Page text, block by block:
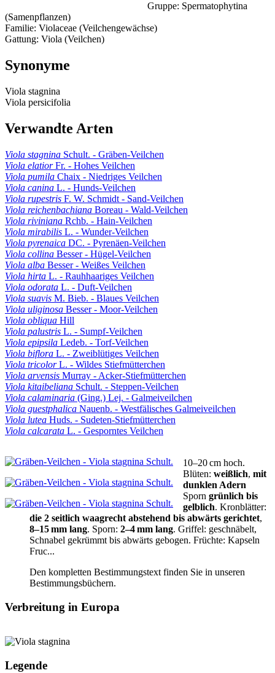
Gruppe: Spermatophytina
(Samenpflanzen)
Familie: Violaceae (Veilchengewächse)
Gattung: Viola (Veilchen)
Synonyme
Viola stagnina
Viola persicifolia
Verwandte Arten
Viola stagnina Schult. - Gräben-Veilchen
Viola elatiorFr. - Hohes Veilchen
Viola pumila Chaix - Niedriges Veilchen
Viola canina L. - Hunds-Veilchen
Viola rupestris F. W. Schmidt - Sand-Veilchen
Viola reichenbachiana Boreau - Wald-Veilchen
Viola riviniana Rchb. - Hain-Veilchen
Viola mirabilis L. - Wunder-Veilchen
Viola pyrenaica DC. - Pyrenäen-Veilchen
Viola collina Besser - Hügel-Veilchen
Viola alba Besser - Weißes Veilchen
Viola hirta L. - Rauhhaariges Veilchen
Viola odorata L. - Duft-Veilchen
Viola suavis M. Bieb. - Blaues Veilchen
Viola uliginosa Besser - Moor-Veilchen
Viola obliqua Hill
Viola palustris L. - Sumpf-Veilchen
Viola epipsila Ledeb. - Torf-Veilchen
Viola biflora L. - Zweiblütiges Veilchen
Viola tricolorL. - Wildes Stiefmütterchen
Viola arvensis Murray - Acker-Stiefmütterchen
Viola kitaibeliana Schult. - Steppen-Veilchen
Viola calaminaria (Ging.) Lej. - Galmeiveilchen
Viola guestphalica Nauenb. - Westfälisches Galmeiveilchen
Viola lutea Huds. - Sudeten-Stiefmütterchen
Viola calcarata L. - Gesporntes Veilchen
10–20 cm hoch.
Blüten: weißlich, mit
dunklen Adern
Sporn grünlich bis
gelblich. Kronblätter:
die 2 seitlich waagrecht abstehend bis abwärts gerichtet,
8–15 mm lang. Sporn: 2–4 mm lang. Griffel: geschnäbelt,
Schnabel gekrümmt bis abwärts gebogen. Früchte: Kapseln
Fruc...
Den kompletten Bestimmungstext finden Sie in unseren
Bestimmungsbüchern.
Verbreitung in Europa
Legende